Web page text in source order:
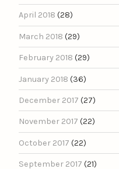
April 2018 (28)
March 2018 (29)
February 2018 (29)
January 2018 (36)
December 2017 (27)
November 2017 (22)
October 2017 (22)
September 2017 (21)